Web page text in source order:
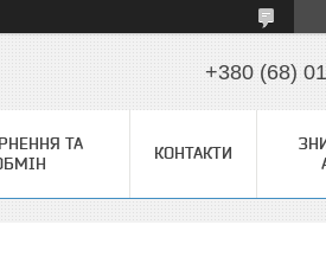
+380 (68)
ТА
КОНТАКТИ